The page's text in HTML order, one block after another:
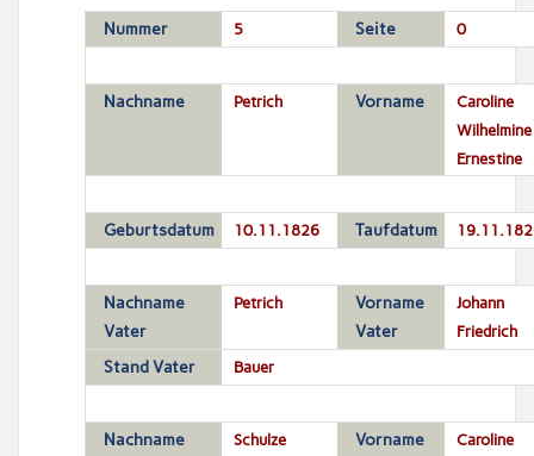
Nummer 5 Seite 0
Nachname Petrich Vorname
Caroline
Wilhelmine
Ernestine
Geburtsdatum 10.11.1826 Taufdatum
Nachname
Vater
Petrich
Vorname
Vater
Johann
Friedrich
Stand Vater Bauer
Nachname
Schulze
Vorname
Caroline